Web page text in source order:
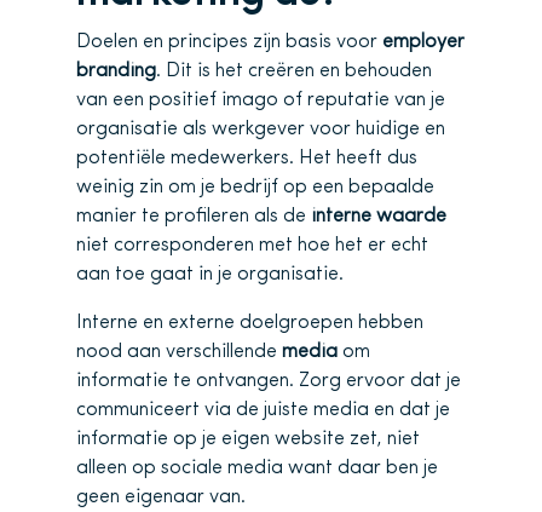
Doelen en principes zijn basis voor employer
branding. Dit is het creëren en behouden
van een positief imago of reputatie van je
organisatie als werkgever voor huidige en
potentiële medewerkers. Het heeft dus
weinig zin om je bedrijf op een bepaalde
manier te profileren als de interne waarde
niet corresponderen met hoe het er echt
aan toe gaat in je organisatie.
Interne en externe doelgroepen hebben
nood aan verschillende media om
informatie te ontvangen. Zorg ervoor dat je
communiceert via de juiste media en dat je
informatie op je eigen website zet, niet
alleen op sociale media want daar ben je
geen eigenaar van.